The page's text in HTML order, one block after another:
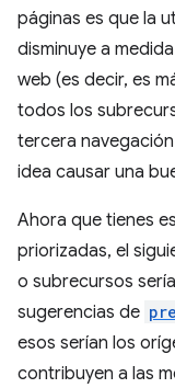
páginas es que la
disminuye a
web (es decir, es
todos los
tercera
idea causar una
Ahora que tienes
priorizadas, el
o subrecursos
sugerencias de
esos serían los
contribuyen a las